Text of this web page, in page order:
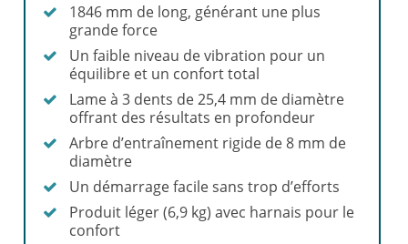
1846 mm de long, générant une plus
grande force
Un faible niveau de vibration pour un
équilibre et un confort total
Lame à 3 dents de 25,4 mm de diamètre
offrant des résultats en profondeur
Arbre d’entraînement rigide de 8 mm de
diamètre
Un démarrage facile sans trop d’efforts
Produit léger (6,9 kg) avec harnais pour le
confort